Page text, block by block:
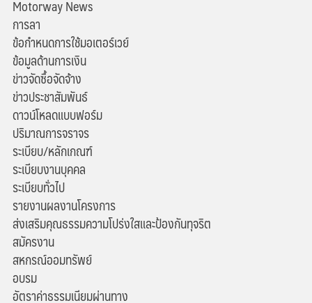
Motorway News
การลา
ข้อกำหนดการใช้มอเตอร์เวย์
ข้อมูลด้านการเงิน
ข่าวจัดซื้อจัดจ้าง
ข่าวประชาสัมพันธ์
ดาวน์โหลดแบบฟอร์ม
ปริมาณการจราจร
ระเบียบ/หลักเกณฑ์
ระเบียบงานบุคคล
ระเบียบทั่วไป
รายงานผลงานโครงการ
ส่งเสริมคุณธรรมความโปร่งใสและป้องกันทุจริต
สมัครงาน
สหกรณ์ออมทรัพย์
อบรม
อัตราค่าธรรมเนียมผ่านทาง